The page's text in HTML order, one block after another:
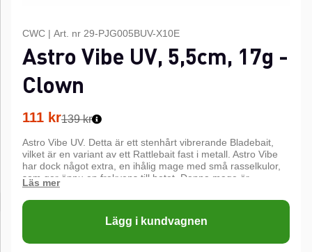
CWC | Art. nr 29-PJG005BUV-X10E
Astro Vibe UV, 5,5cm, 17g -
Clown
111 kr139 kr
Astro Vibe UV. Detta är ett stenhårt vibrerande Bladebait,
vilket är en variant av ett Rattlebait fast i metall. Astro Vibe
har dock något extra, en ihålig mage med små rasselkulor,
som ger ännu en frekvens till betet. Denna mage är
dessutom gjord i UV-coatad plast, som lyser upp i ett violett
sken i alla väder! Astro Vibe sjunker fort och kan fiskas
bärigheten i betet under snabb hemtagning fiskas grunt. Ett
mycket mångsidigt litet bete med andra ord!n
Lägg i kundvagnen